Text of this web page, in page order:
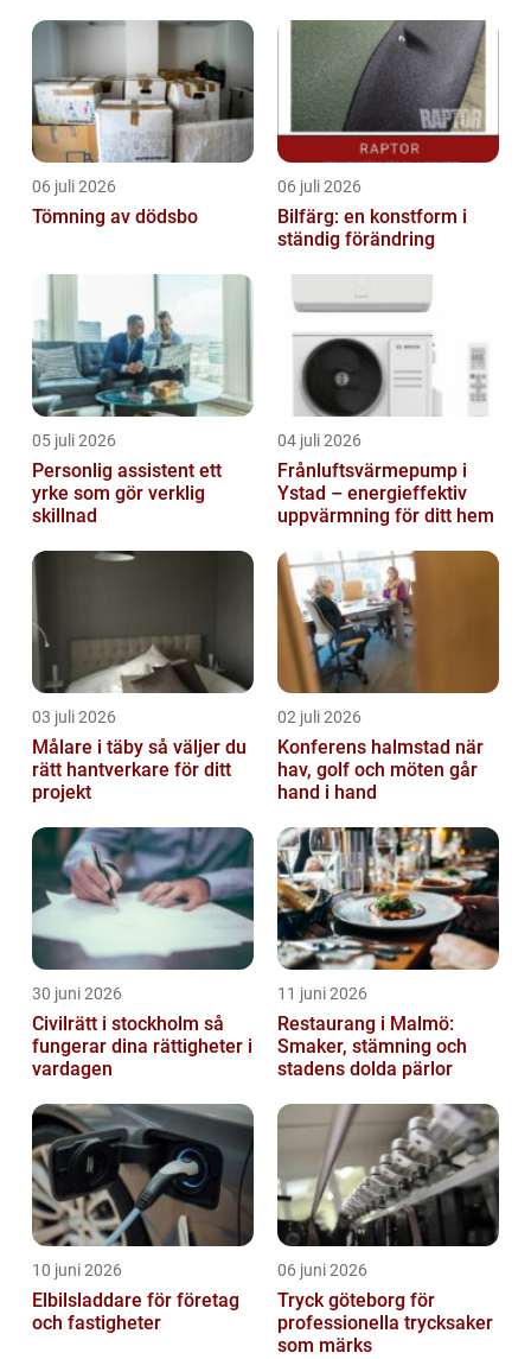
06 juli 2026
Tömning av dödsbo
06 juli 2026
Bilfärg: en konstform i
ständig förändring
05 juli 2026
Personlig assistent ett
yrke som gör verklig
skillnad
04 juli 2026
Frånluftsvärmepump i
Ystad – energieffektiv
uppvärmning för ditt hem
03 juli 2026
Målare i täby så väljer du
rätt hantverkare för ditt
projekt
02 juli 2026
Konferens halmstad när
hav, golf och möten går
hand i hand
30 juni 2026
Civilrätt i stockholm så
fungerar dina rättigheter i
vardagen
11 juni 2026
Restaurang i Malmö:
Smaker, stämning och
stadens dolda pärlor
10 juni 2026
Elbilsladdare för företag
och fastigheter
06 juni 2026
Tryck göteborg för
professionella trycksaker
som märks